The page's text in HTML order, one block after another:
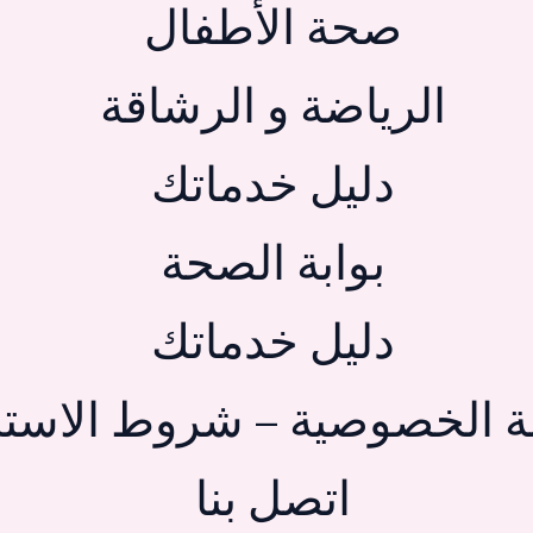
صحة الأطفال
الرياضة و الرشاقة
دليل خدماتك
بوابة الصحة
دليل خدماتك
الخصوصية – شروط
اتصل بنا